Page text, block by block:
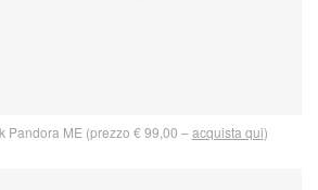
Pandora ME (prezzo € 99,00 –acquista qui)